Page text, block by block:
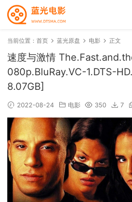
当前位置： 首页 蓝光原盘 电影 正文
速度与激情
080p.BluRay.VC-1.DTS-
8.07GB]
2022-08-24 电影 350 7